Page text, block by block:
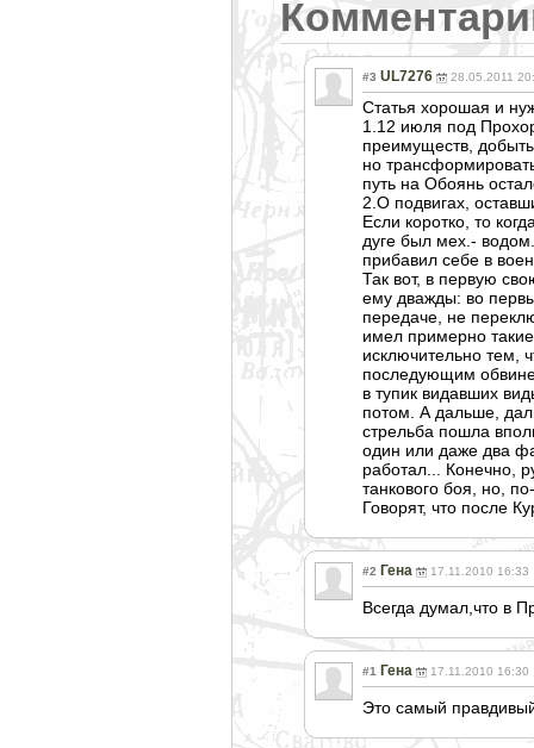
#3 UL7276 28.05.2011
Статья хорошая и
1.12 июля под
преимуществ,
но трансформироват
путь на Обоянь
2.О подвигах,
Если коротко, то
дуге был мех.-
прибавил себе в
Так вот, в первую
ему дважды: во
передаче, не
имел примерно
исключительно тем,
последующим
в тупик видавших
потом. А дальше,
стрельба пошла
один или даже два
работал... Конечно,
танкового боя, но,
Говорят, что после
#2 Гена 17.11.2010 16:33
Всегда думал,что в
#1 Гена 17.11.2010 16:30
Это самый